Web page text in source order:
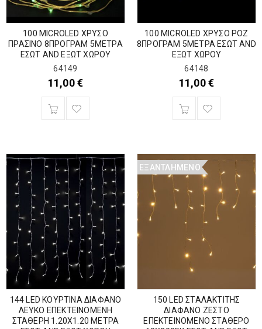
100 MICROLED ΧΡΥΣΟ
ΠΡΑΣΙΝΟ 8ΠΡΟΓΡΑΜ 5ΜΕΤΡΑ
ΕΣΩΤ AND ΕΞΩΤ ΧΩΡΟΥ
64149
11,00€
100 MICROLED ΧΡΥΣΟ ΡΟΖ
8ΠΡΟΓΡΑΜ 5ΜΕΤΡΑ ΕΣΩΤ AND
ΕΞΩΤ ΧΩΡΟΥ
64148
11,00€
144 LED ΚΟΥΡΤΙΝΑ ΔΙΑΦΑΝΟ
ΛΕΥΚΟ ΕΠΕΚΤΕΙΝΟΜΕΝΗ
ΣΤΑΘΕΡΗ 1.20Χ1.20 ΜΕΤΡΑ
ΕΞΑΝΤΛΗΜΈΝΟ
150 LED ΣΤΑΛΑΚΤΙΤΗΣ
ΔΙΑΦΑΝΟ ΖΕΣΤΟ
ΕΠΕΚΤΕΙΝΟΜΕΝΟ ΣΤΑΘΕΡΟ